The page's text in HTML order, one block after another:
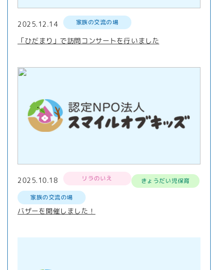
2025.12.14 家族の交流の場
「ひだまり」で訪問コンサートを行いました
2025.10.18 リラのいえ
きょうだい児保育
家族の交流の場
バザーを開催しました！